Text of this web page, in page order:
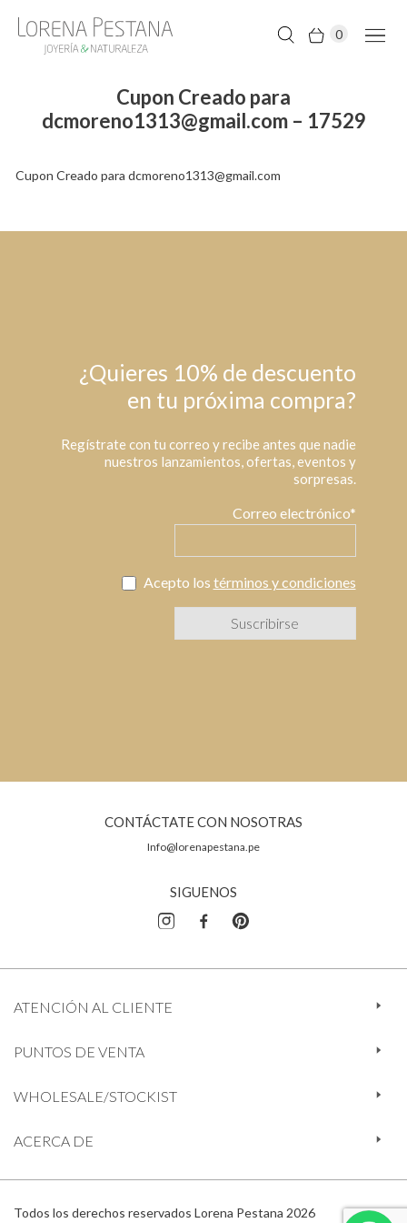
0
Cupon Creado para
dcmoreno1313@gmail.com – 17529
Cupon Creado para dcmoreno1313@gmail.com
¿Quieres 10% de descuento
en tu próxima compra?
Regístrate con tu correo y recibe antes que nadie
nuestros lanzamientos, ofertas, eventos y
sorpresas.
Correo electrónico*
Acepto los términos y condiciones
CONTÁCTATE CON NOSOTRAS
Info@lorenapestana.pe
SIGUENOS
ATENCIÓN AL CLIENTE
PUNTOS DE VENTA
WHOLESALE/STOCKIST
ACERCA DE
Todos los derechos reservados Lorena Pestana 2026